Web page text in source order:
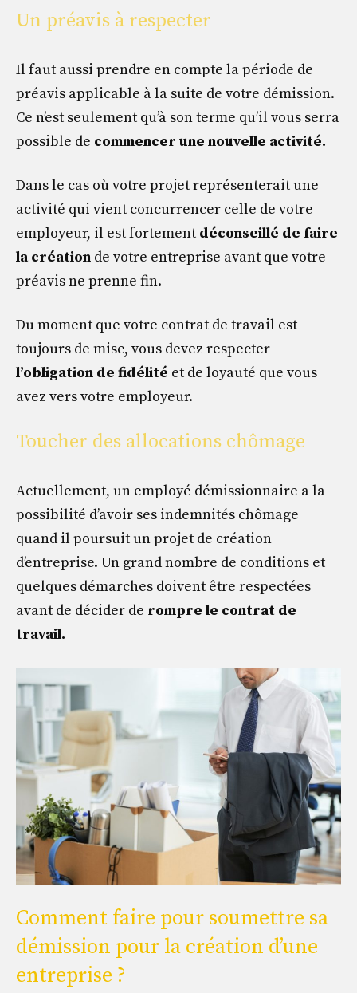
Un préavis à respecter
Il faut aussi prendre en compte la période de
préavis applicable à la suite de votre démission.
Ce n’est seulement qu’à son terme qu’il vous serra
possible de commencer une nouvelle activité.
Dans le cas où votre projet représenterait une
activité qui vient concurrencer celle de votre
employeur, il est fortement déconseillé de faire
la création de votre entreprise avant que votre
préavis ne prenne fin.
Du moment que votre contrat de travail est
toujours de mise, vous devez respecter
l’obligation de fidélité et de loyauté que vous
avez vers votre employeur.
Toucher des allocations chômage
Actuellement, un employé démissionnaire a la
possibilité d’avoir ses indemnités chômage
quand il poursuit un projet de création
d’entreprise. Un grand nombre de conditions et
quelques démarches doivent être respectées
avant de décider de rompre le contrat de
travail.
Comment faire pour soumettre sa
démission pour la création d’une
entreprise ?